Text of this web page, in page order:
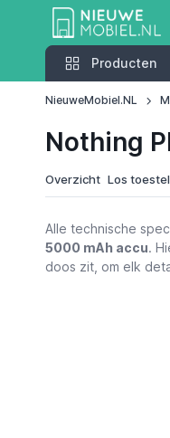
Producten
Producten
NieuweMobiel.NL
Nothing
Overzicht Los toestel
Alle technische
5000 mAh accu.
doos zit, om elk